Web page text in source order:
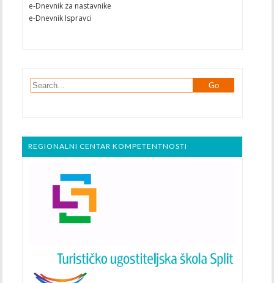
e-Dnevnik za nastavnike
e-Dnevnik Ispravci
REGIONALNI CENTAR KOMPETENTNOSTI